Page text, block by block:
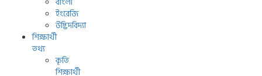
ইংরেজি
উদ্ভিদবিদ্যা
শিক্ষার্থী
তথ্য
কৃতি
শিক্ষার্থী